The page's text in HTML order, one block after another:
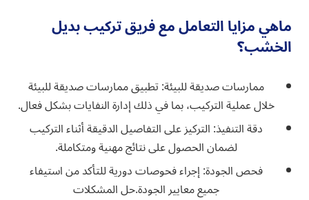
ماهي مزايا التعامل مع فريق تركيب بديل
الخشب؟
ممارسات صديقة للبيئة: تطبيق ممارسات صديقة للبيئة
خلال عملية التركيب، بما في ذلك إدارة النفايات بشكل فعال.
دقة التنفيذ: التركيز على التفاصيل الدقيقة أثناء التركيب
لضمان الحصول على نتائج مهنية ومتكاملة.
فحص الجودة: إجراء فحوصات دورية للتأكد من استيفاء
جميع معايير الجودة.حل المشكلات